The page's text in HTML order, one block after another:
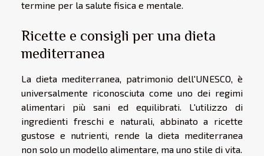
termine per la salute fisica e mentale.
Ricette e consigli per una dieta
mediterranea
La dieta mediterranea, patrimonio dell'UNESCO, è
universalmente riconosciuta come uno dei regimi
alimentari più sani ed equilibrati. L'utilizzo di
ingredienti freschi e naturali, abbinato a ricette
gustose e nutrienti, rende la dieta mediterranea
non solo un modello alimentare, ma uno stile di vita.